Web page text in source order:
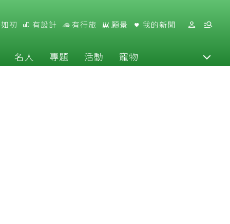
初 有設計 有行旅 願景 我的新聞
名人 專題 活動 寵物